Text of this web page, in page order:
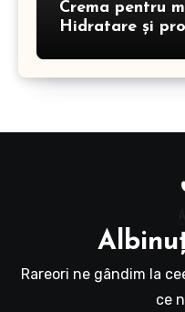
Crema pentru
Hidratare și
Rareori ne gândim la
ce